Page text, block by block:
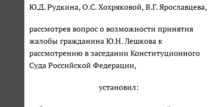
Ю.Д. Рудкина, О.С. Хохряковой, В.Г. Ярославцева,
рассмотрев вопрос о возможности принятия
жалобы гражданина Ю.Н. Лешкова к
рассмотрению в заседании Конституционного
Суда Российской Федерации,
установил: